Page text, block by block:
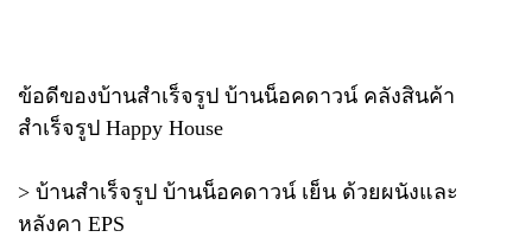
ข้อดีของบ้านสำเร็จรูป บ้านน็อคดาวน์ คลังสินค้า
สำเร็จรูป Happy House
> บ้านสำเร็จรูป บ้านน็อคดาวน์ เย็น ด้วยผนังและ
หลังคา EPS